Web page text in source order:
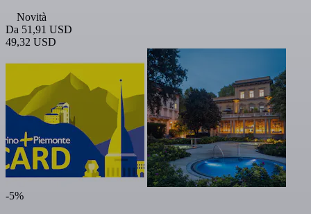
Novità
Da 51,91 USD
49,32 USD
-5%